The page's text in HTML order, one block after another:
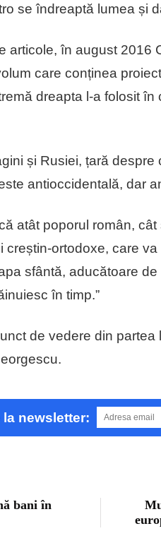
se îndreaptă lumea și
articole, în august 2016
care conținea
dreapta l-a folosit în
și Rusiei, țară despre
antioccidentală, dar
atât poporul român,
creștin-ortodoxe, care
sfântă, aducătoare
în timp.”
de vedere din
newsletter:
bani în